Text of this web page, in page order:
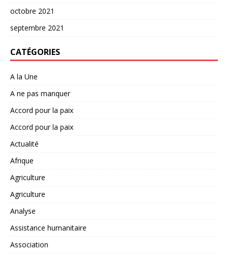
octobre 2021
septembre 2021
CATÉGORIES
A la Une
A ne pas manquer
Accord pour la paix
Accord pour la paix
Actualité
Afrique
Agriculture
Agriculture
Analyse
Assistance humanitaire
Association